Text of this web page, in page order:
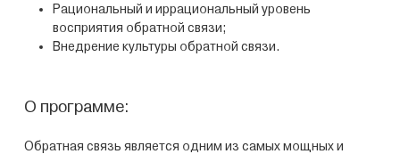
Рациональный и иррациональный уровень
восприятия обратной связи;
Внедрение культуры обратной связи.
О программе:
Обратная связь является одним из самых мощных и